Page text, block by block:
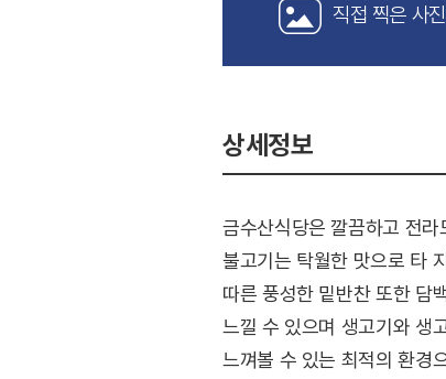
직접 찍은 사
상세정보
금수산식당은 깔끔하고 전
불고기는 탁월한 맛으로 타
따른 풍성한 밑반찬 또한 담
느낄 수 있으며 생고기와 생
느껴볼 수 있는 최적의 환경